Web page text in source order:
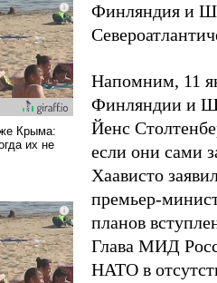
Финляндия и
Напомним, 11
Финляндии и
Йенс
если они сами
Хаависто
премьер-
планов
Глава МИД
НАТО в